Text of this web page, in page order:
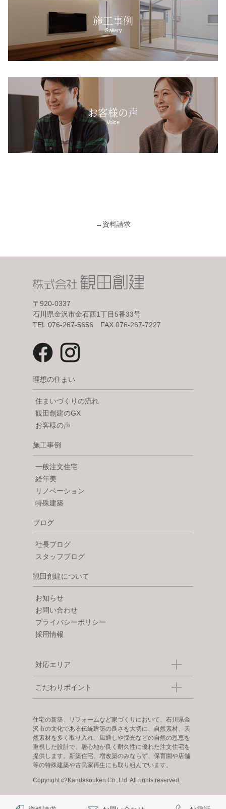
施工事例
Gallery
お客様の声
Voice
→ 資料請求
〒920-0337
石川県金沢市金石西1丁目5番33号
TEL.076-267-5656 FAX.076-267-7227
理想の住まい
住まいづくりの流れ
観田創建のGX
お客様の声
施工事例
一般注文住宅
経年美
リノベーション
特殊建築
ブログ
社長ブログ
スタッフブログ
観田創建について
お知らせ
お問い合わせ
プライバシーポリシー
採用情報
対応エリア
こだわりポイント
住宅の新築、リフォームなど家づくりにおいて、石川県金
沢市の文化である伝統建築の良さを大切に、自然素材、天
然素材を多く取り入れ、風通しや採光などの自然の恩恵を
重視した設計で、居心地が良く耐久性に優れた注文住宅を
提供します。新築住宅、増改築のみならず、保育園や店舗
等の特殊建築や古民家再生にも取り組んでいます。
Copyright c?Kandasouken Co.,Ltd. All rights reserved.